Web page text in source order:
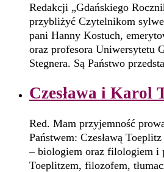
Redakcji „Gdańskiego
przybliżyć Czytelnikom
pani Hanny Kostuch,
oraz profesora Uniwersytetu
Stegnera. Są Państwo
Czesława i Karol
Red. Mam przyjemność
Państwem: Czesławą
– biologiem oraz filologiem i
Toeplitzem, filozofem,